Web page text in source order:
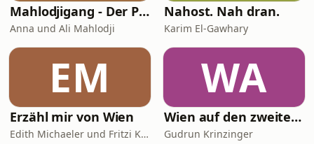
Mahlodjigang - Der Podcast mit Anna und Ali Mahlodji
Anna und Ali Mahlodji
Nahost. Nah dran.
Karim El-Gawhary
EM
Erzähl mir von Wien
Edith Michaeler und Fritzi Kraus
WA
Wien auf den zweiten Blick
Gudrun Krinzinger